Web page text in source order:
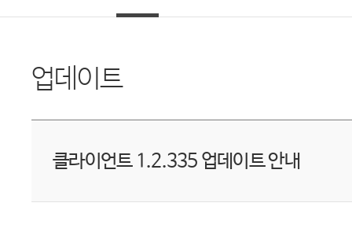
업데이트
클라이언트 1.2.335 업데이트 안내